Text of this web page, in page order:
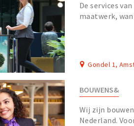
De services
maatwerk,
Gondel 1,
BOUWENS&
Wij zijn
Nederland.